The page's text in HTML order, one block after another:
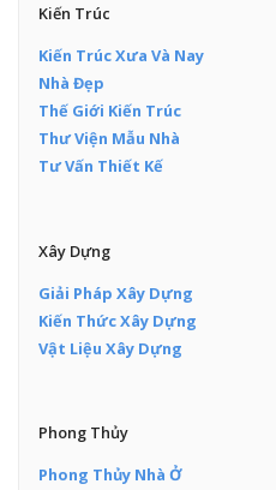
Kiến Trúc
Kiến Trúc Xưa Và Nay
Nhà Đẹp
Thế Giới Kiến Trúc
Thư Viện Mẫu Nhà
Tư Vấn Thiết Kế
Xây Dựng
Giải Pháp Xây Dựng
Kiến Thức Xây Dựng
Vật Liệu Xây Dựng
Phong Thủy
Phong Thủy Nhà Ở